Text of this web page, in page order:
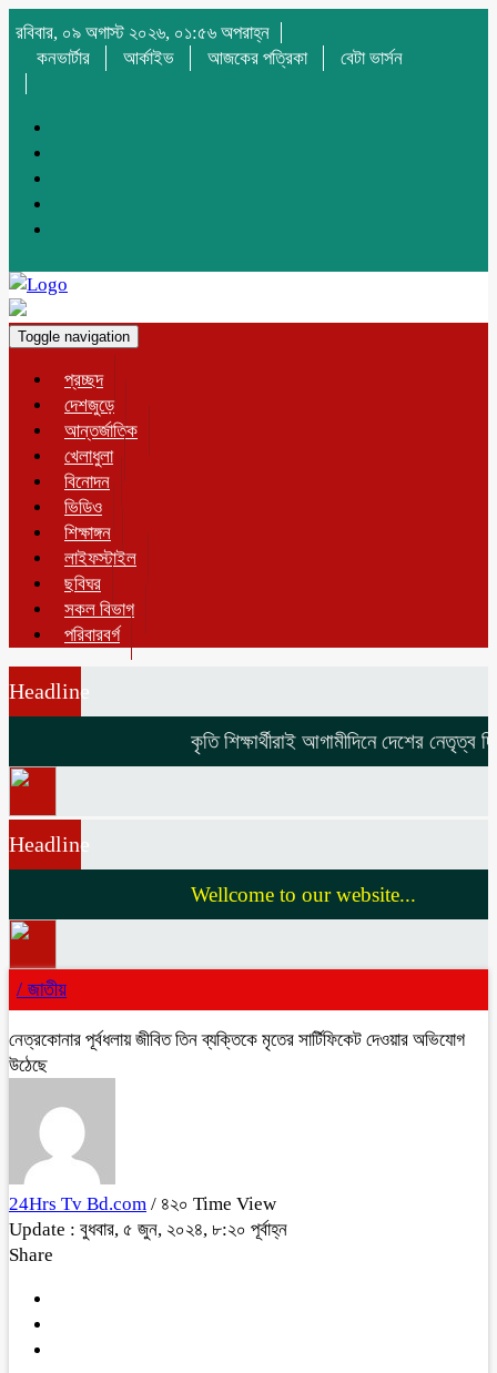
রবিবার, ০৯ অগাস্ট ২০২৬, ০১:৫৬ অপরাহ্ন
কনভার্টার
আর্কাইভ আজকের পত্রিকা বেটা ভার্সন
Toggle navigation
প্রচ্ছদ
দেশজুড়ে
আন্তর্জাতিক
খেলাধুলা
বিনোদন
ভিডিও
শিক্ষাঙ্গন
লাইফস্টাইল
ছবিঘর
সকল বিভাগ
পরিবারবর্গ
Headline
কৃতি শিক্ষার্থীরাই আগামীদিনে দেশের নেতৃত্ব
Headline
Wellcome to our website...
/ জাতীয়
নেত্রকোনার পূর্বধলায় জীবিত তিন ব্যক্তিকে মৃতের সার্টিফিকেট দেওয়ার অভিযোগ
উঠেছে
24Hrs Tv Bd.com / ৪২০ Time View
Update : বুধবার, ৫ জুন, ২০২৪, ৮:২০ পূর্বাহ্ন
Share